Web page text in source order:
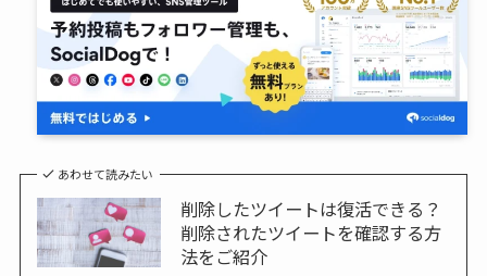
あわせて読みたい
削除したツイートは復活できる？
削除されたツイートを確認する方
法をご紹介